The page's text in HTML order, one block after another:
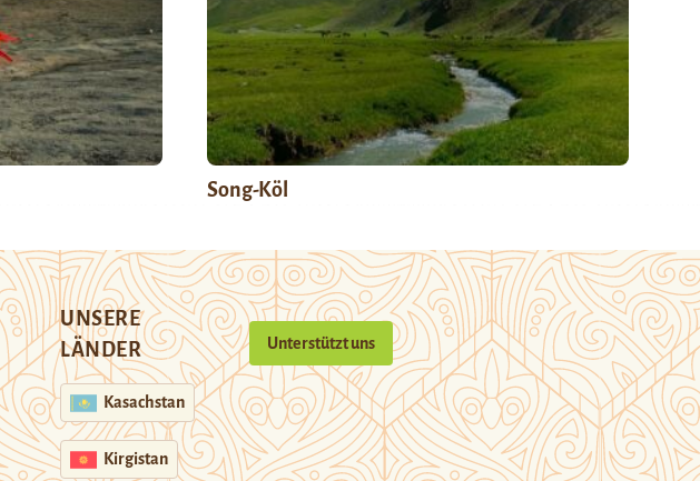
Song-Köl
UNSERE
LÄNDER
Kasachstan
Kirgistan
Unterstützt uns